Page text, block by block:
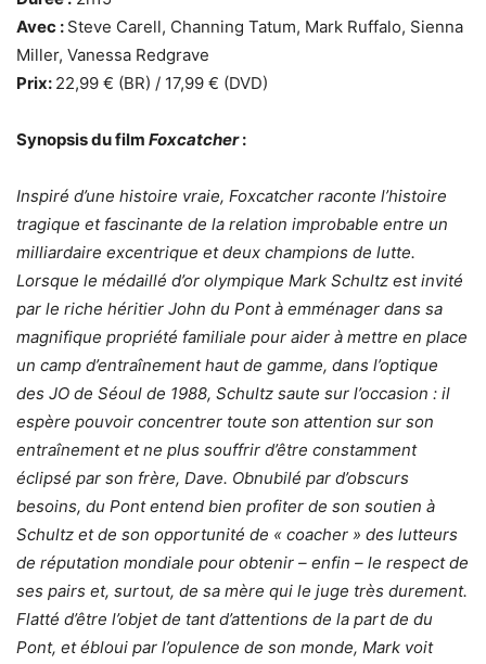
Avec : Steve Carell, Channing Tatum, Mark Ruffalo, Sienna
Miller, Vanessa Redgrave
Prix: 22,99 € (BR) / 17,99 € (DVD)
Synopsis du film Foxcatcher:
Inspiré d’une histoire vraie, Foxcatcher raconte l’histoire
tragique et fascinante de la relation improbable entre un
milliardaire excentrique et deux champions de lutte.
Lorsque le médaillé d’or olympique Mark Schultz est invité
par le riche héritier John du Pont à emménager dans sa
magnifique propriété familiale pour aider à mettre en place
un camp d’entraînement haut de gamme, dans l’optique
des JO de Séoul de 1988, Schultz saute sur l’occasion : il
espère pouvoir concentrer toute son attention sur son
entraînement et ne plus souffrir d’être constamment
éclipsé par son frère, Dave. Obnubilé par d’obscurs
besoins, du Pont entend bien profiter de son soutien à
Schultz et de son opportunité de « coacher » des lutteurs
de réputation mondiale pour obtenir – enfin – le respect de
ses pairs et, surtout, de sa mère qui le juge très durement.
Flatté d’être l’objet de tant d’attentions de la part de du
Pont, et ébloui par l’opulence de son monde, Mark voit